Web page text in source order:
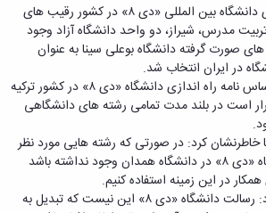
وی افزود: برای راه اندازی دانشگاه بین المللی «دی ۸» در کشور رقیب های
مدرس، شیراز، دو واحد دانشگاه آزاد وجود
صورت گرفته دانشگاه بوعلی سینا به عنوان
در ایران انتخاب شد.
وی افزود: هفته گذشته اساس نامه راه اندازی دانشگاه «دی ۸» در کشور ترکیه
است در بلند مدت تمامی رشته های دانشگاهی
خاطرنشان کرد: در صورتی که رشته هایی مورد نظر
برای راه اندازی در دانشگاه «دی ۸» در دانشگاه همدان وجود نداشته باشد
در این زمینه استفاده کنیم.
دکتر محمدی فر عنوان کرد: رسالت دانشگاه «دی ۸» این نیست که تبدیل به